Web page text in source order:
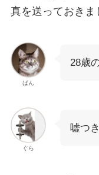
真を送っておきま
ばん
28歳
ぐら
嘘つ